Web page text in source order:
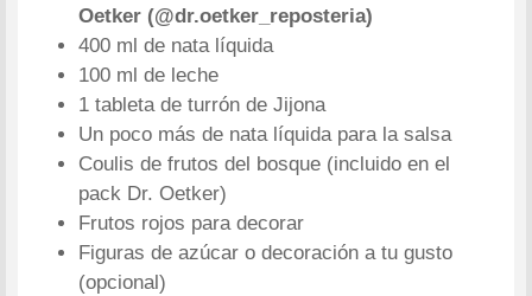
Oetker (@dr.oetker_reposteria)
400 ml de nata líquida
100 ml de leche
1 tableta de turrón de Jijona
Un poco más de nata líquida para la salsa
Coulis de frutos del bosque (incluido en el
pack Dr. Oetker)
Frutos rojos para decorar
Figuras de azúcar o decoración a tu gusto
(opcional)